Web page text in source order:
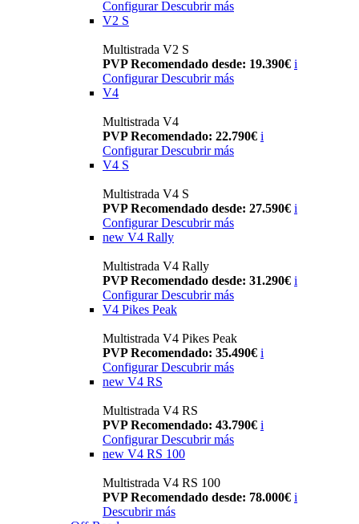
Configurar Descubrir más
V2 S
Multistrada V2 S
PVP Recomendado desde: 19.390€ i
Configurar Descubrir más
V4
Multistrada V4
PVP Recomendado: 22.790€ i
Configurar Descubrir más
V4 S
Multistrada V4 S
PVP Recomendado desde: 27.590€ i
Configurar Descubrir más
new V4 Rally
Multistrada V4 Rally
PVP Recomendado desde: 31.290€ i
Configurar Descubrir más
V4 Pikes Peak
Multistrada V4 Pikes Peak
PVP Recomendado: 35.490€ i
Configurar Descubrir más
new V4 RS
Multistrada V4 RS
PVP Recomendado: 43.790€ i
ConfigurarDescubrir más
new V4 RS 100
Multistrada V4 RS 100
PVP Recomendado desde: 78.000€ i
Descubrir más